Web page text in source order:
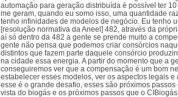
automação para geração distribuída é possível ter
me geram, quando eu somo isso, uma quantidade
tenho infinidades de modelos de negócio. Eu tenho
[resolução normativa da Aneel] 482, através da
aí só dentro da 482 a gente se prende muito a
gente não pensa que podemos criar consórcios
distintos que fazem parte daquele consórcio
na cidade essa energia. A partir do momento que a
conseguiremos ver que a compensação é um bom
estabelecer esses modelos, ver os aspectos legais
esse é o grande desafio, esses são próximos
vista do biogás e os próximos passos que o